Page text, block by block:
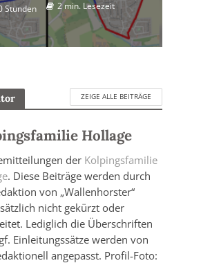
Stunden 2 min. Lesezeit
ZEIGE ALLE BEITRÄGE
Hollage
der Kolpingsfamilie
. Diese Beiträge werden durch
von „Wallenhorster“
nicht gekürzt oder
Lediglich die Überschriften
Einleitungssätze werden von
angepasst. Profil-Foto: